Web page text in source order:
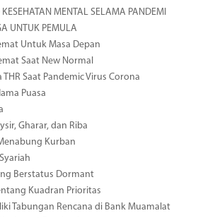
MENTAL SELAMA PANDEMI
UNTUK PEMULA
Untuk Masa Depan
Saat New Normal
Saat Pandemic Virus Corona
Puasa
Gharar, dan Riba
Kurban
Berstatus Dormant
Kuadran Prioritas
Tabungan Rencana di Bank Muamalat